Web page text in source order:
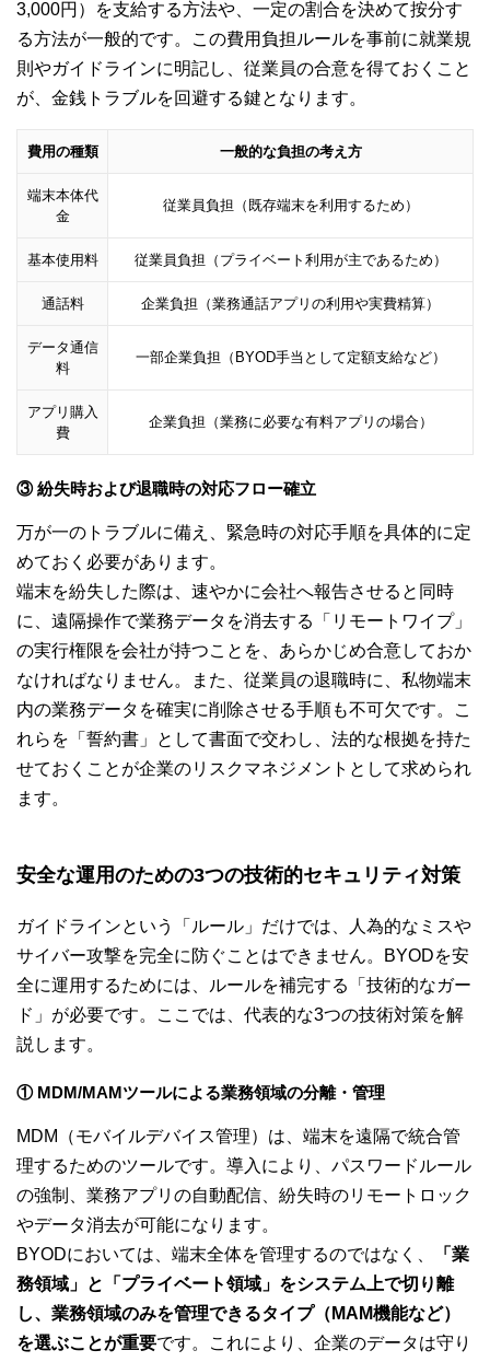
3,000円）を支給する方法や、一定の割合を決めて按分す
る方法が一般的です。この費用負担ルールを事前に就業規
則やガイドラインに明記し、従業員の合意を得ておくこと
が、金銭トラブルを回避する鍵となります。
費用の種類 一般的な負担の考え方
端末本体代
金
従業員負担（既存端末を利用するため）
基本使用料 従業員負担（プライベート利用が主であるため）
通話料 企業負担（業務通話アプリの利用や実費精算）
データ通信
料
一部企業負担（BYOD手当として定額支給など）
アプリ購入
費
企業負担（業務に必要な有料アプリの場合）
③ 紛失時および退職時の対応フロー確立
万が一のトラブルに備え、緊急時の対応手順を具体的に定
めておく必要があります。
端末を紛失した際は、速やかに会社へ報告させると同時
に、遠隔操作で業務データを消去する「リモートワイプ」
の実行権限を会社が持つことを、あらかじめ合意しておか
なければなりません。また、従業員の退職時に、私物端末
内の業務データを確実に削除させる手順も不可欠です。こ
れらを「誓約書」として書面で交わし、法的な根拠を持た
せておくことが企業のリスクマネジメントとして求められ
ます。
安全な運用のための3つの技術的セキュリティ対策
ガイドラインという「ルール」だけでは、人為的なミスや
サイバー攻撃を完全に防ぐことはできません。BYODを安
全に運用するためには、ルールを補完する「技術的なガー
ド」が必要です。ここでは、代表的な3つの技術対策を解
説します。
① MDM/MAMツールによる業務領域の分離・管理
MDM（モバイルデバイス管理）は、端末を遠隔で統合管
理するためのツールです。導入により、パスワードルール
の強制、業務アプリの自動配信、紛失時のリモートロック
やデータ消去が可能になります。
BYODにおいては、端末全体を管理するのではなく、
「業
務領域」と「プライベート領域」をシステム上で切り離
し、業務領域のみを管理できるタイプ（MAM機能など）
を選ぶことが重要です。これにより、企業のデータは守り